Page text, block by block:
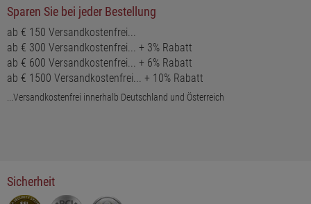
Sparen Sie bei jeder Bestellung
ab € 150 Versandkostenfrei...
ab € 300 Versandkostenfrei... + 3% Rabatt
ab € 600 Versandkostenfrei... + 6% Rabatt
ab € 1500 Versandkostenfrei... + 10% Rabatt
...Versandkostenfrei innerhalb Deutschland und Österreich
Sicherheit